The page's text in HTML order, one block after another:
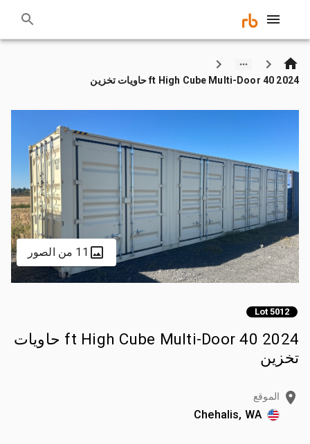
2024 40 ft High Cube Multi-Door حاويات تخزين
11 من الصور
Lot 5012
2024 40 ft High Cube Multi-Door حاويات
تخزين
الموقع
Chehalis, WA